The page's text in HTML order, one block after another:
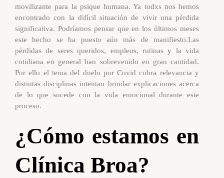
movilizante para la psique humana. Ya todxs nos hemos
encontrado con la difícil situación de vivir una pérdida
significativa. Podríamos pensar que en los últimos meses
este hecho se ha puesto aún más de manifiesto.Las
pérdidas de seres queridos, empleos, rutinas y la vida
cotidiana en general han sobrevenido en gran cantidad.
Por ello el tema del duelo por Covid cobra relevancia y
distintas disciplinas intentan brindar explicaciones acerca
de lo que sucede con la vida emocional durante este
proceso.
¿Cómo estamos en
Clínica Broa?